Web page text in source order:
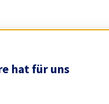
hat für uns